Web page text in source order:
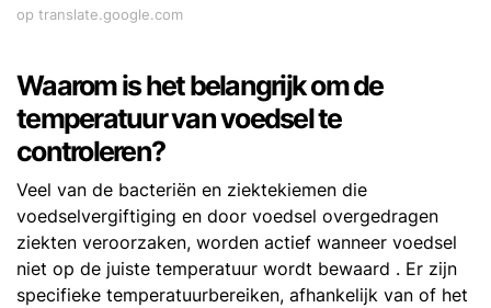
op translate.google.com
Waarom is het belangrijk om de
temperatuur van voedsel te
controleren?
Veel van de bacteriën en ziektekiemen die
voedselvergiftiging en door voedsel overgedragen
ziekten veroorzaken, worden actief wanneer voedsel
niet op de juiste temperatuur wordt bewaard . Er zijn
specifieke temperatuurbereiken, afhankelijk van of het